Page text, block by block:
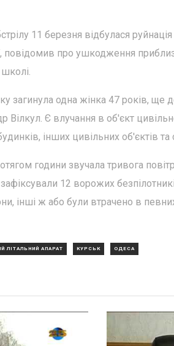
11 березня відбулася
повідомив про ушкодження
загинула одна жінка 47 років, ще
Є влучання в об'єкт
інших цивільних об'єктів та
години звучала тривога
12 ворожих
інші ж або були втрачено в
ЛІТАЛЬНИЙ АПАРАТ КУРСЬК ОДЕСА